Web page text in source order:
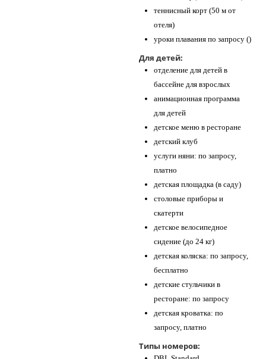
теннисный корт (50 м от
отеля)
уроки плавания по запросу ()
Для детей:
отделение для детей в
бассейне для взрослых
анимационная программа
для детей
детское меню в ресторане
детский клуб
услуги няни: по запросу,
платно
детская площадка (в саду)
столовые приборы и
скатерти
детское велосипедное
сидение (до 24 кг)
детская коляска: по запросу,
бесплатно
детские стульчики в
ресторане: по запросу
детская кроватка: по
запросу, платно
Типы номеров: